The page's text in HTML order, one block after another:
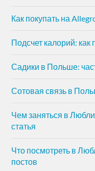
Как покупать на
Подсчет калорий: как
Садики в Польше:
Сотовая связь в
Чем заняться в
статья
Что посмотреть в
постов